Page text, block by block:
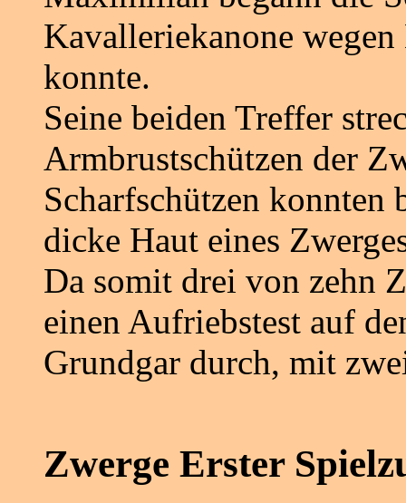
Kavalleriekanone
konnte.
Seine beiden Treffer
Armbrustschützen der
Scharfschützen
dicke Haut eines
Da somit drei von zehn
einen Aufriebstest auf
Grundgar durch, mit
Zwerge Erster